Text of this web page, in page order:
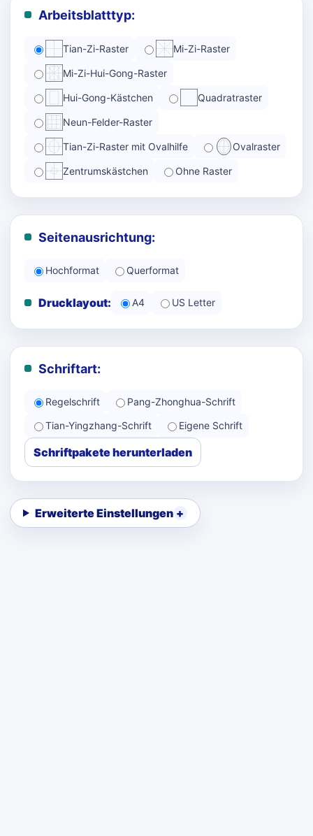
Arbeitsblatttyp:
Tian-Zi-Raster Mi-Zi-Raster
Mi-Zi-Hui-Gong-Raster
Hui-Gong-Kästchen Quadratraster
Neun-Felder-Raster
Tian-Zi-Raster mit Ovalhilfe Ovalraster
Zentrumskästchen Ohne Raster
Seitenausrichtung:
Hochformat Querformat
Drucklayout: A4 US Letter
Schriftart:
Regelschrift
Pang-Zhonghua-Schrift
Tian-Yingzhang-Schrift
Eigene Schrift
Schriftpakete herunterladen
Erweiterte Einstellungen